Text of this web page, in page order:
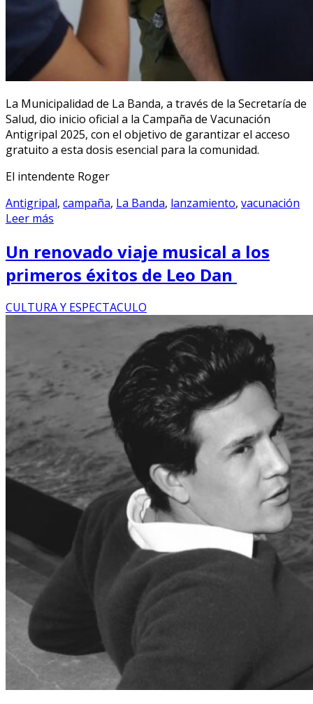
La Municipalidad de La Banda, a través de la Secretaría de
Salud, dio inicio oficial a la Campaña de Vacunación
Antigripal 2025, con el objetivo de garantizar el acceso
gratuito a esta dosis esencial para la comunidad.
El intendente Roger
Antigripal, campaña, La Banda, lanzamiento, vacunación
Leer más
Un renovado viaje musical a los
primeros éxitos de Leo Dan
CULTURA Y ESPECTACULO